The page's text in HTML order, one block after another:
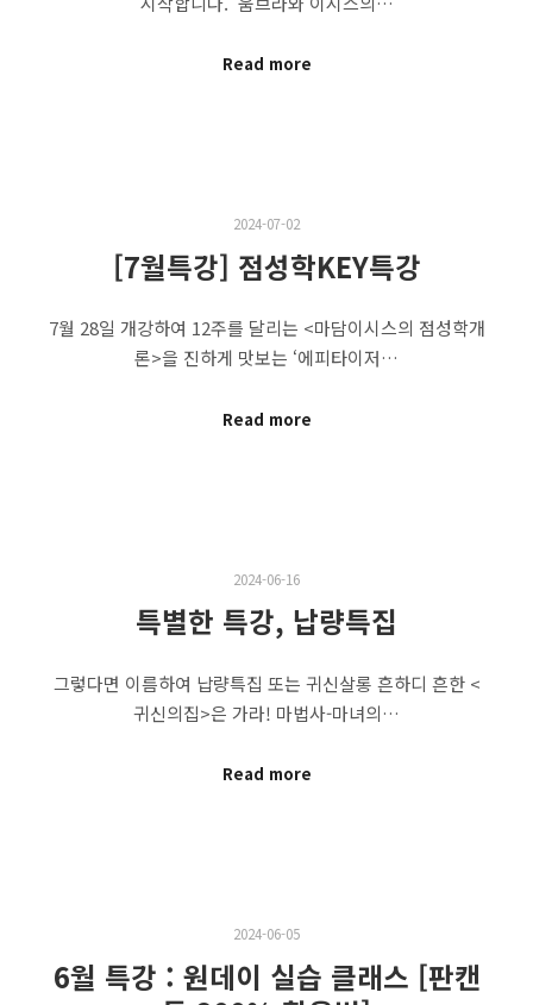
Read more
2024-07-02
[7월특강] 점성학KEY특강
7월 28일 개강하여 12주를 달리는 <마담이시스의 점성학개
론>을 진하게 맛보는 ‘에피타이저…
Read more
2024-06-16
특별한 특강, 납량특집
그렇다면 이름하여 납량특집 또는 귀신살롱 흔하디 흔한 <
귀신의집>은 가라! 마법사-마녀의…
Read more
2024-06-05
6월 특강 : 원데이 실습 클래스 [판캔